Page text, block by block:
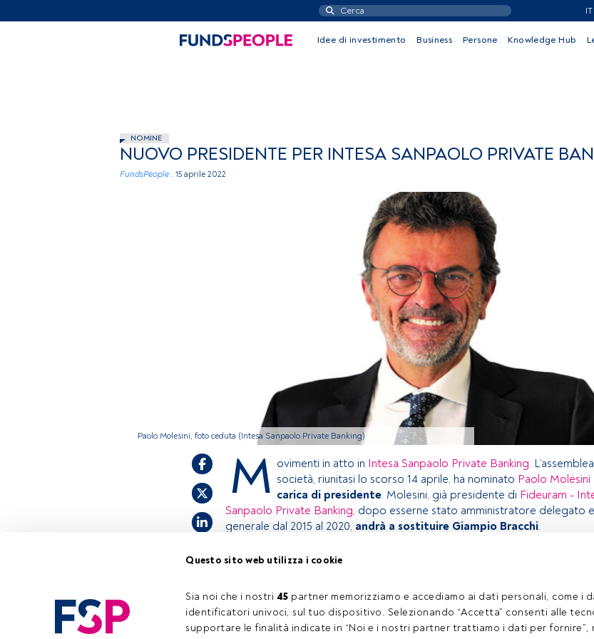
Questo sito web utilizza i cookie
Sia noi che i nostri 45 partner memorizziamo e accediamo ai dati personali, come i
identificatori univoci, sul tuo dispositivo. Selezionando “Accetta” consenti alle
supportare le finalità indicate in “Noi e i nostri partner trattiamo i dati per fornire”,
IT
Idee di investimento Business Persone Knowledge Hub
NOMINE
NUOVO PRESIDENTE PER INTESA SANPAOLO PRIVATE
FundsPeople . 15 aprile 2022
Paolo Molesini, foto ceduta (Intesa Sanpaolo Private Banking)
Tempo di lettura: 1 min.
M ovimenti in atto in Intesa Sanpaolo Private Banking.
società, riunitasi lo scorso 14 aprile, ha nominato Paolo Molesini
carica di presidente. Molesini, già presidente di Fideuram -
Sanpaolo Private Banking, dopo esserne stato amministratore delegato
generale dal 2015 al 2020, andrà a sostituire Giampio Bracchi.
accedi tramite il pulsante Login. Se non hai ancora un account, ti
registrarti per scoprire tutti i contenuti che FundsPeople ha da offrire.
Accedere a FundsPeople